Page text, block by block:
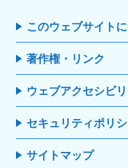
このウェブサイト
著作権・リンク
ウェブアクセシビ
セキュリティポリ
サイトマップ